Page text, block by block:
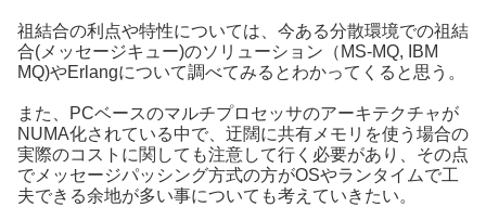
祖結合の利点や特性については、今ある分散環境での祖結
合(メッセージキュー)のソリューション（MS-MQ, IBM
MQ)やErlangについて調べてみるとわかってくると思う。
また、PCベースのマルチプロセッサのアーキテクチャが
NUMA化されている中で、迂闊に共有メモリを使う場合の
実際のコストに関しても注意して行く必要があり、その点
でメッセージパッシング方式の方がOSやランタイムで工
夫できる余地が多い事についても考えていきたい。